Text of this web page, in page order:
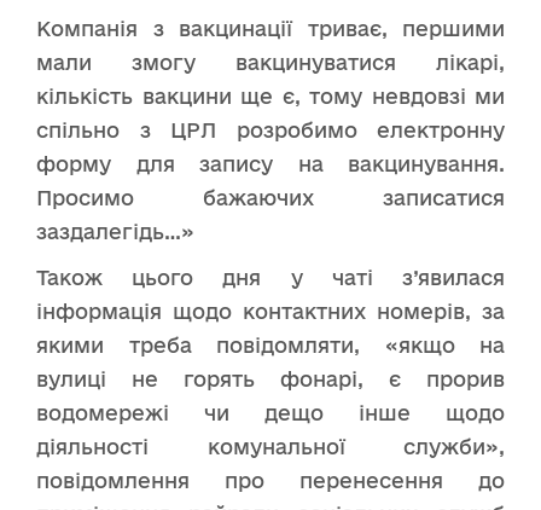
Компанія з вакцинації триває, першими
мали змогу вакцинуватися лікарі,
кількість вакцини ще є, тому невдовзі ми
спільно з ЦРЛ розробимо електронну
форму для запису на вакцинування.
Просимо бажаючих записатися
заздалегідь…»
Також цього дня у чаті з’явилася
інформація щодо контактних номерів, за
якими треба повідомляти, «якщо на
вулиці не горять фонарі, є прорив
водомережі чи дещо інше щодо
діяльності комунальної служби»,
повідомлення про перенесення до